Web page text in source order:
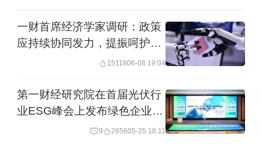
银河证券章俊认为， 鉴于企业设
备更新增速上行，来自企业的贷
款增速相对乐观。
2026年3月31日，人民币对美元中间价
为6.9194元。经济学家们预计4月人民币
一财首席经济学家调研：政策
应持续协同发力，提振呵护需
1511806-08 19:04
第一财经研究院在首届光伏行
业ESG峰会上发布绿色企业出
9 265605-25 18:11